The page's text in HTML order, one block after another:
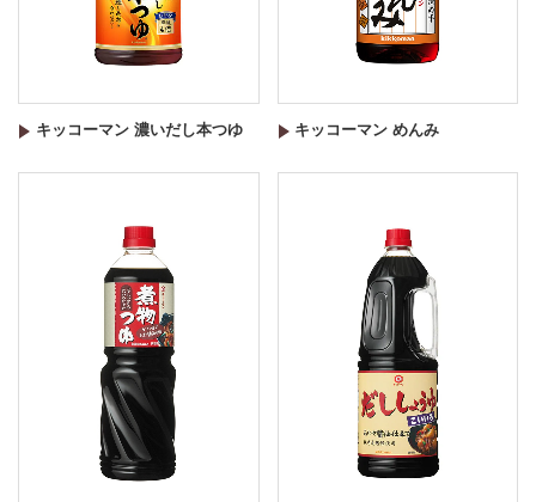
キッコーマン 濃いだし本つゆ キッコーマン めんみ